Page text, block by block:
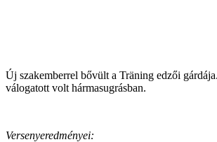
Új szakemberrel bővült a Träning edzői gárdája.
válogatott volt hármasugrásban.
Versenyeredményei: